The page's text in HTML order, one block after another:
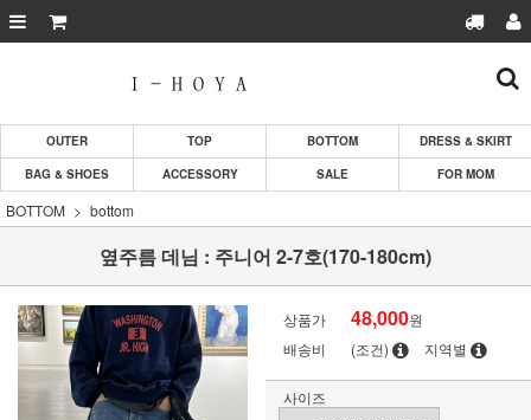
OUTER TOP BOTTOM
DRESS & SKIRT
BAG & SHOES
ACCESSORY SALE FOR MOM
BOTTOM bottom
옆주름 데님 : 주니어 2-7호(170-180cm)
상품가 48,000원
배송비
(조건) 지역별
사이즈